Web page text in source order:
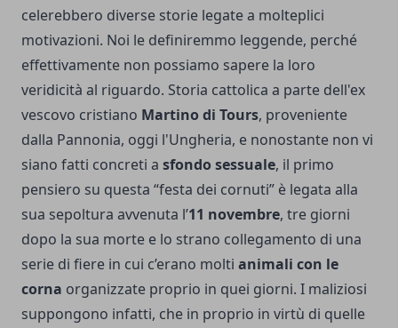
celerebbero diverse storie legate a molteplici
motivazioni. Noi le definiremmo leggende, perché
effettivamente non possiamo sapere la loro
veridicità al riguardo. Storia cattolica a parte dell'ex
vescovo cristiano Martino di Tours, proveniente
dalla Pannonia, oggi l'Ungheria, e nonostante non vi
siano fatti concreti a sfondo sessuale, il primo
pensiero su questa “festa dei cornuti” è legata alla
sua sepoltura avvenuta l’11 novembre, tre giorni
dopo la sua morte e lo strano collegamento di una
serie di fiere in cui c’erano molti animali con le
corna organizzate proprio in quei giorni. I maliziosi
suppongono infatti, che in proprio in virtù di quelle